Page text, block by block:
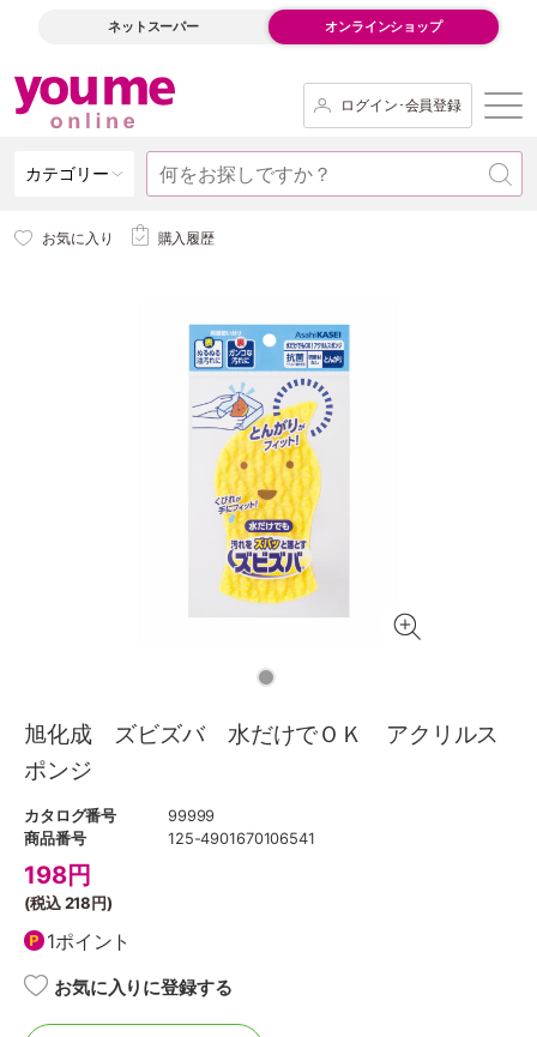
ネットスーパー オンラインショップ
ログイン･会員登録
カテゴリー
お気に入り 購入履歴
旭化成 ズビズバ 水だけでＯＫ アクリルス
ポンジ
カタログ番号
99999
商品番号
125-4901670106541
198円
(税込218円)
1ポイント
お気に入りに登録する